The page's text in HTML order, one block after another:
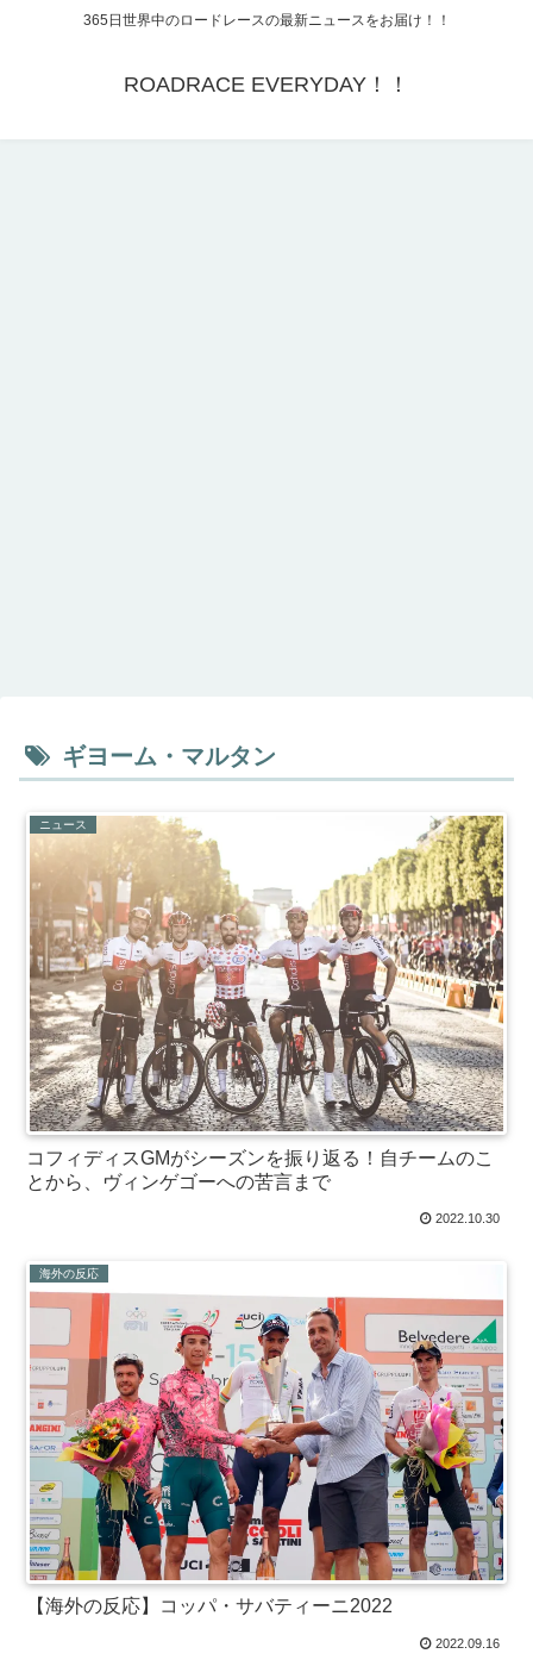
365日世界中のロードレースの最新ニュースをお届け！！
ROADRACE EVERYDAY！！
ギヨーム・マルタン
ニュース
コフィディスGMがシーズンを振り返る！自チームのこ
とから、ヴィンゲゴーへの苦言まで
2022.10.30
海外の反応
【海外の反応】コッパ・サバティーニ2022
2022.09.16